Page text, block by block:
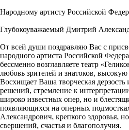
Народному артисту Российской
Глубокоуважаемый Дмитрий
От всей души поздравляю Вас с
народного артиста Российской
бессменно возглавляете театр
любовь зрителей и знатоков,
Восхищает Ваша творческая дерзость
решений, стремление к
широко известных опер, но и
появляющихся на оперных
Александрович, крепкого здоровья,
свершений, счастья и благополучия.